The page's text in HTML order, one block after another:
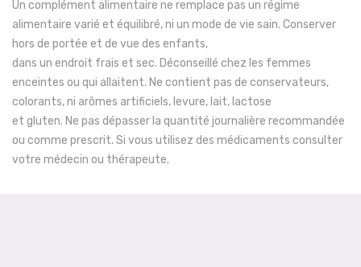
Un complément alimentaire ne remplace pas un régime
alimentaire varié et équilibré, ni un mode de vie sain. Conserver
hors de portée et de vue des enfants,
dans un endroit frais et sec. Déconseillé chez les femmes
enceintes ou qui allaitent. Ne contient pas de conservateurs,
colorants, ni arômes artificiels, levure, lait, lactose
et gluten. Ne pas dépasser la quantité journalière recommandée
ou comme prescrit. Si vous utilisez des médicaments consulter
votre médecin ou thérapeute.